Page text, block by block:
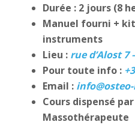
Durée : 2 jours (8
Manuel fourni +
instruments
Lieu : rue d’Alost 7
Pour toute info :
Email :
Cours dispensé
Massothérapeute